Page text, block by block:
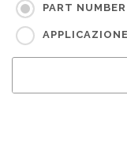
PART
APPLICAZIONE